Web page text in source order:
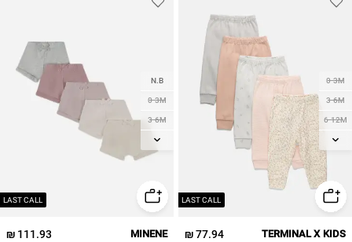
LAST CALL
0-3M
3-6M
6-12M
12-18M
18-24M
77.94 ₪ TERMINAL X KIDS
LAST CALL
N.B
0-3M
3-6M
6-12M
12-18M
111.93 ₪ MINENE